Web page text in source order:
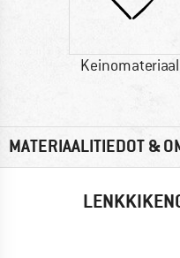
MATERIAALITIEDOT &